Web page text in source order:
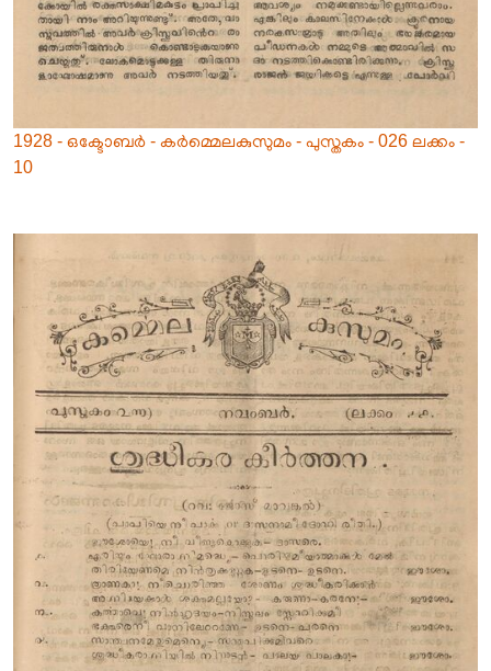
1928 - ഒക്ടോബർ - കർമ്മെലകുസുമം - പുസ്തകം - 026 ലക്കം -
10